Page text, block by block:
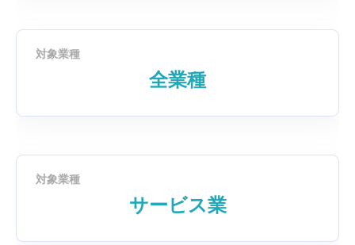
対象業種
全業種
対象業種
サービス業